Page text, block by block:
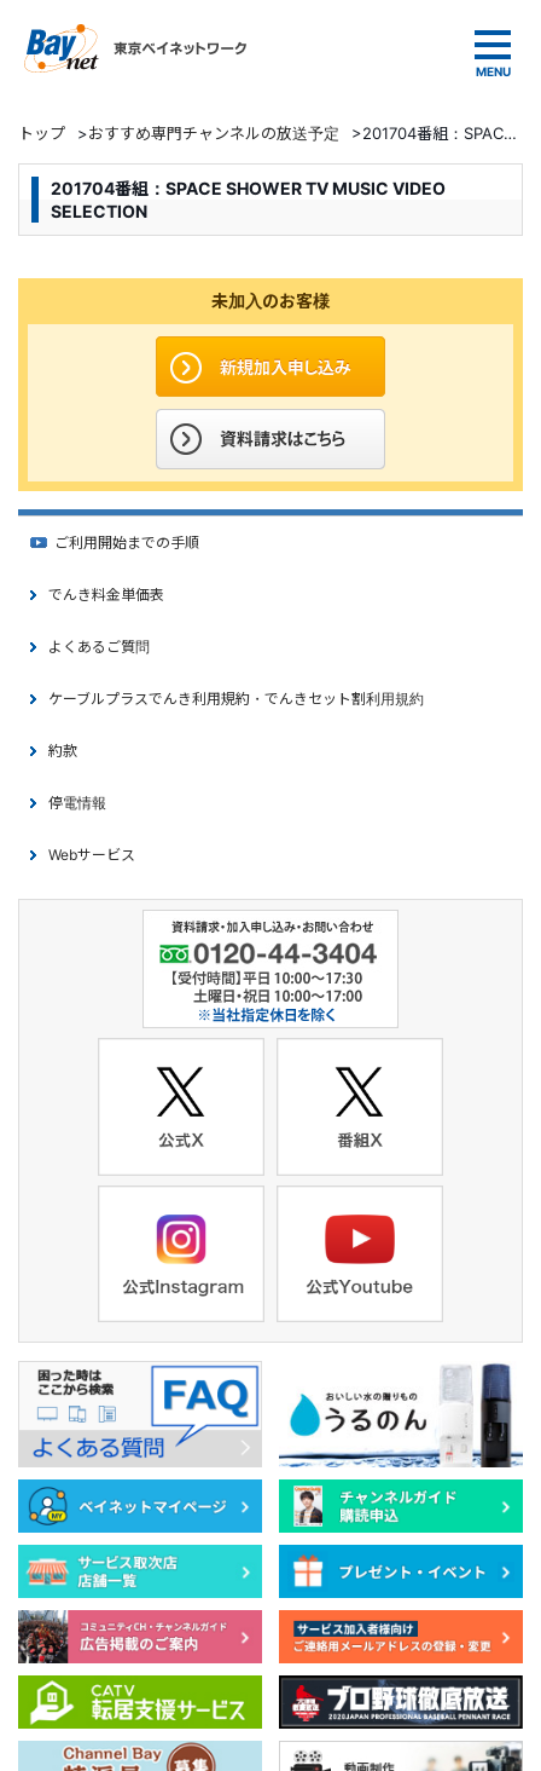
トップ >おすすめ専門チャンネルの放送予定 >201704番組：SPACE SHOWER TV MUSIC VIDEO SELECTION
201704番組：SPACE SHOWER TV MUSIC VIDEO
SELECTION
未加入のお客様
ご利用開始までの手順
でんき料金単価表
よくあるご質問
ケーブルプラスでんき利用規約・でんきセット割利用規約
約款
停電情報
Webサービス